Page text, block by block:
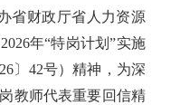
省财政厅省人力资源
2026年“特岗计划”实施
〕42号）精神，为深
教师代表重要回信精